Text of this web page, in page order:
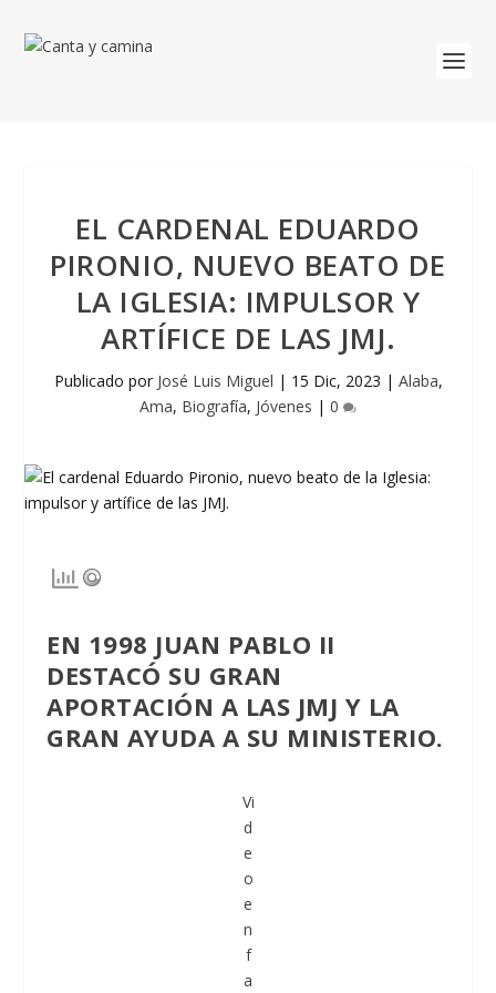
EL CARDENAL EDUARDO
PIRONIO, NUEVO BEATO DE
LA IGLESIA: IMPULSOR Y
ARTÍFICE DE LAS JMJ.
Publicado por José Luis Miguel | 15 Dic, 2023 | Alaba,
Ama, Biografía, Jóvenes | 0
EN 1998 JUAN PABLO II
DESTACÓ SU GRAN
APORTACIÓN A LAS JMJ Y LA
GRAN AYUDA A SU MINISTERIO.
Vi
d
e
o
e
n
f
a